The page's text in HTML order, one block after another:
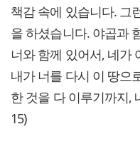
책감 속에 있습니다. 그
을 하셨습니다. 야곱과
너와 함께 있어서, 네가
내가 너를 다시 이 땅으
한 것을 다 이루기까지,
15)